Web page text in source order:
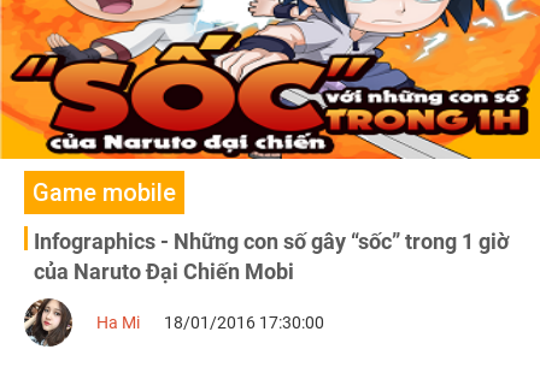
Game mobile
Infographics - Những con số gây “sốc” trong 1 giờ
của Naruto Đại Chiến Mobi
Ha Mi 18/01/2016 17:30:00